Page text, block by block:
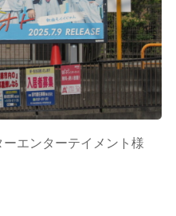
エンターテイメント様